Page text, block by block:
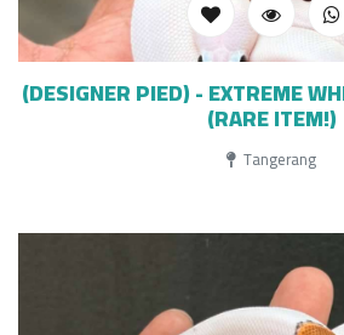
(DESIGNER PIED) - EXTREME
(RARE ITEM!)
Tangerang